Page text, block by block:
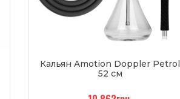
Кальян Amotion Doppler Petrol
52 см